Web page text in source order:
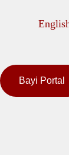
Bayi Portal